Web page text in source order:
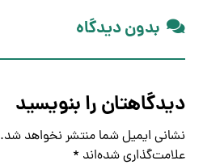
بدون دیدگاه
دیدگاهتان را بنویسید
نشانی ایمیل شما منتشر نخواهد شد.
علامت‌گذاری شده‌اند *